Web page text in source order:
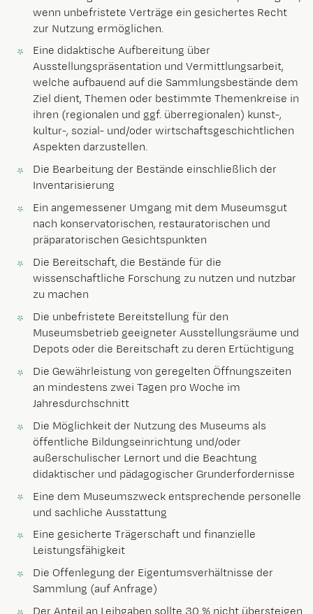
wenn unbefristete Verträge ein gesichertes Recht
zur Nutzung ermöglichen.
Eine didaktische Aufbereitung über
Ausstellungspräsentation und Vermittlungsarbeit,
welche aufbauend auf die Sammlungsbestände dem
Ziel dient, Themen oder bestimmte Themenkreise in
ihren (regionalen und ggf. überregionalen) kunst-,
kultur-, sozial- und/oder wirtschaftsgeschichtlichen
Aspekten darzustellen.
Die Bearbeitung der Bestände einschließlich der
Inventarisierung
Ein angemessener Umgang mit dem Museumsgut
nach konservatorischen, restauratorischen und
präparatorischen Gesichtspunkten
Die Bereitschaft, die Bestände für die
wissenschaftliche Forschung zu nutzen und nutzbar
zu machen
Die unbefristete Bereitstellung für den
Museumsbetrieb geeigneter Ausstellungsräume und
Depots oder die Bereitschaft zu deren Ertüchtigung
Die Gewährleistung von geregelten Öffnungszeiten
an mindestens zwei Tagen pro Woche im
Jahresdurchschnitt
Die Möglichkeit der Nutzung des Museums als
öffentliche Bildungseinrichtung und/oder
außerschulischer Lernort und die Beachtung
didaktischer und pädagogischer Grunderfordernisse
Eine dem Museumszweck entsprechende personelle
und sachliche Ausstattung
Eine gesicherte Trägerschaft und finanzielle
Leistungsfähigkeit
Die Offenlegung der Eigentumsverhältnisse der
Sammlung (auf Anfrage)